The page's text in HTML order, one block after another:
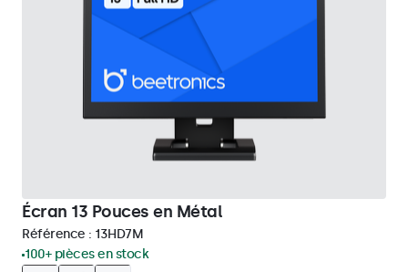
Écran 13 Pouces en Métal
Référence : 13HD7M
100+ pièces en stock